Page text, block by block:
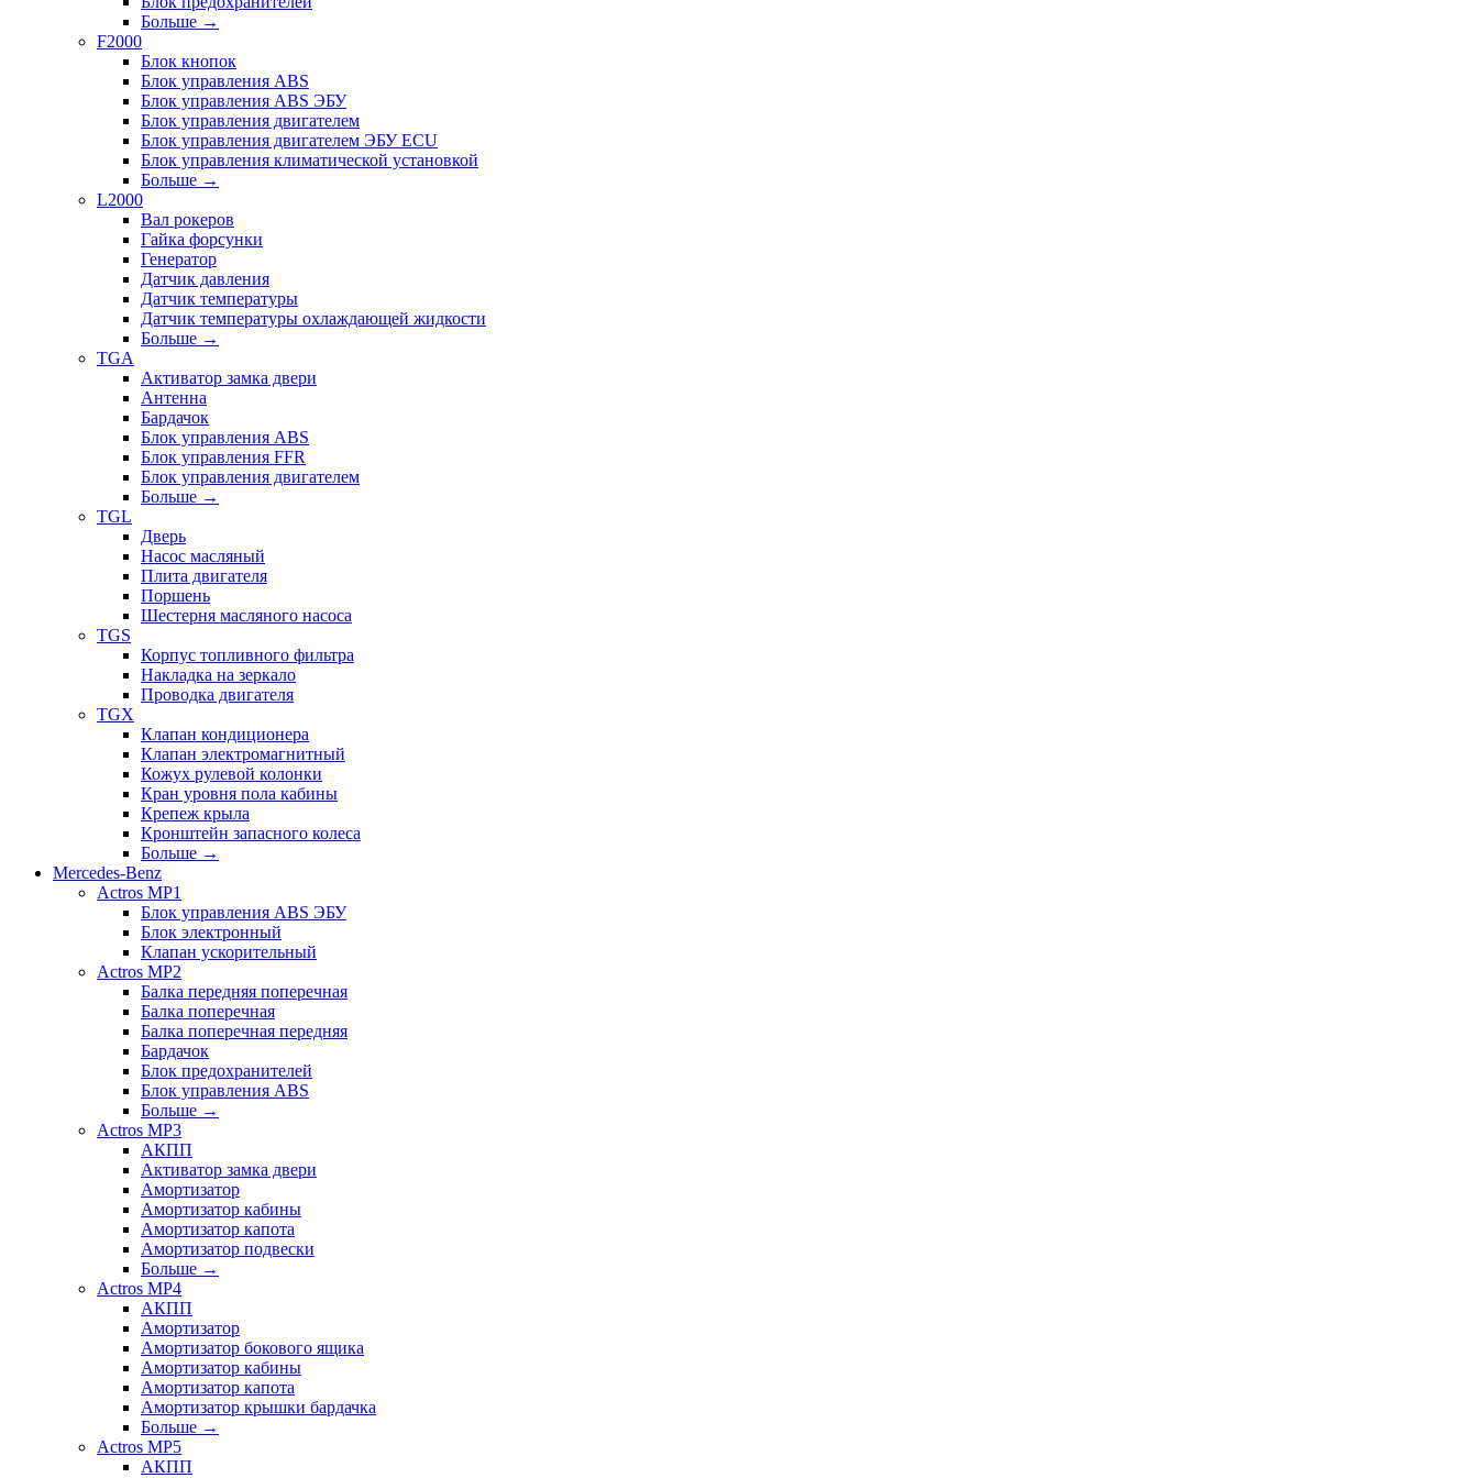
Больше →
F2000
Блок кнопок
Блок управления ABS
Блок управления ABS ЭБУ
Блок управления двигателем
Блок управления двигателем ЭБУ ECU
Блок управления климатической установкой
Больше →
L2000
Вал рокеров
Гайка форсунки
Генератор
Датчик давления
Датчик температуры
Датчик температуры охлаждающей жидкости
Больше →
TGA
Активатор замка двери
Антенна
Бардачок
Блок управления ABS
Блок управления FFR
Блок управления двигателем
Больше →
TGL
Дверь
Насос масляный
Плита двигателя
Поршень
Шестерня масляного насоса
TGS
Корпус топливного фильтра
Накладка на зеркало
Проводка двигателя
TGX
Клапан кондиционера
Клапан электромагнитный
Кожух рулевой колонки
Кран уровня пола кабины
Крепеж крыла
Кронштейн запасного колеса
Больше →
Mercedes-Benz
Actros MP1
Блок управления ABS ЭБУ
Блок электронный
Клапан ускорительный
Actros MP2
Балка передняя поперечная
Балка поперечная
Балка поперечная передняя
Бардачок
Блок предохранителей
Блок управления ABS
Больше →
Actros MP3
АКПП
Активатор замка двери
Амортизатор
Амортизатор кабины
Амортизатор капота
Амортизатор подвески
Больше →
Actros MP4
АКПП
Амортизатор
Амортизатор бокового ящика
Амортизатор кабины
Амортизатор капота
Амортизатор крышки бардачка
Больше →
Actros MP5
АКПП